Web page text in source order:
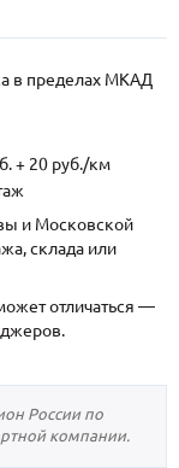
в пределах МКАД
+ 20 руб./км
и Московской
склада или
отличаться —
России по
компании.